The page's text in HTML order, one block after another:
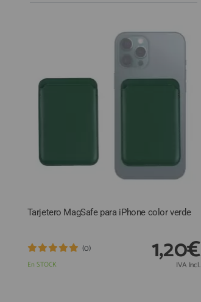
Tarjetero MagSafe para iPhone color verde
En STOCK
(0) 1,20€
IVA Incl.